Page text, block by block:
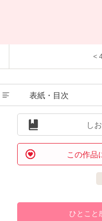
<
表紙・目次
し
この作品
ひとこと